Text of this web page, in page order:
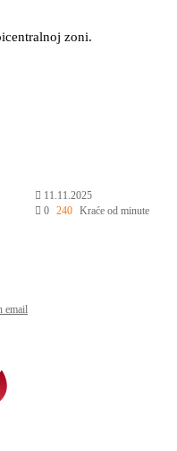
zoni.
email
11.11.2025
0 240 Kraće od minute